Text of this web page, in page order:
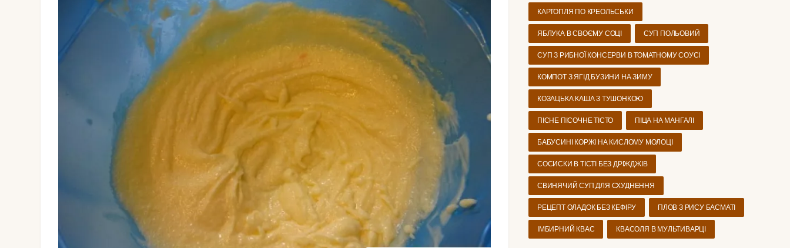
КАРТОПЛЯ ПО КРЕОЛЬСЬКИ
ЯБЛУКА В СВОЄМУ СОЦІ СУП ПОЛЬОВИЙ
СУП З РИБНОЇ КОНСЕРВИ В ТОМАТНОМУ СОУСІ
КОМПОТ З ЯГІД БУЗИНИ НА ЗИМУ
КОЗАЦЬКА КАША З ТУШОНКОЮ
ПІСНЕ ПІСОЧНЕ ТІСТО ПІЦА НА МАНГАЛІ
БАБУСИНІ КОРЖІ НА КИСЛОМУ МОЛОЦІ
СОСИСКИ В ТІСТІ БЕЗ ДРІЖДЖІВ
СВИНЯЧИЙ СУП ДЛЯ СХУДНЕННЯ
РЕЦЕПТ ОЛАДОК БЕЗ КЕФІРУ ПЛОВ З РИСУ БАСМАТІ
ІМБИРНИЙ КВАС КВАСОЛЯ В МУЛЬТИВАРЦІ